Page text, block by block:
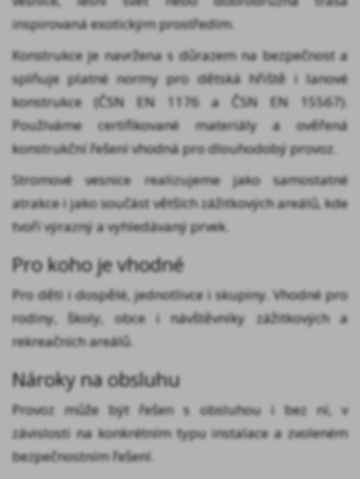
inspirovaná exotickým prostředím.
Konstrukce je navržena s důrazem na bezpečnost a
splňuje platné normy pro dětská hřiště i lanové
konstrukce (ČSN EN 1176 a ČSN EN 15567).
Používáme certifikované materiály a ověřená
konstrukční řešení vhodná pro dlouhodobý provoz.
Stromové vesnice realizujeme jako samostatné
atrakce i jako součást větších zážitkových areálů, kde
tvoří výrazný a vyhledávaný prvek.
Pro koho je vhodné
Pro děti i dospělé, jednotlivce i skupiny. Vhodné pro
rodiny, školy, obce i návštěvníky zážitkových a
rekreačních areálů.
Nároky na obsluhu
Provoz může být řešen s obsluhou i bez ní, v
závislosti na konkrétním typu instalace a zvoleném
bezpečnostním řešení.